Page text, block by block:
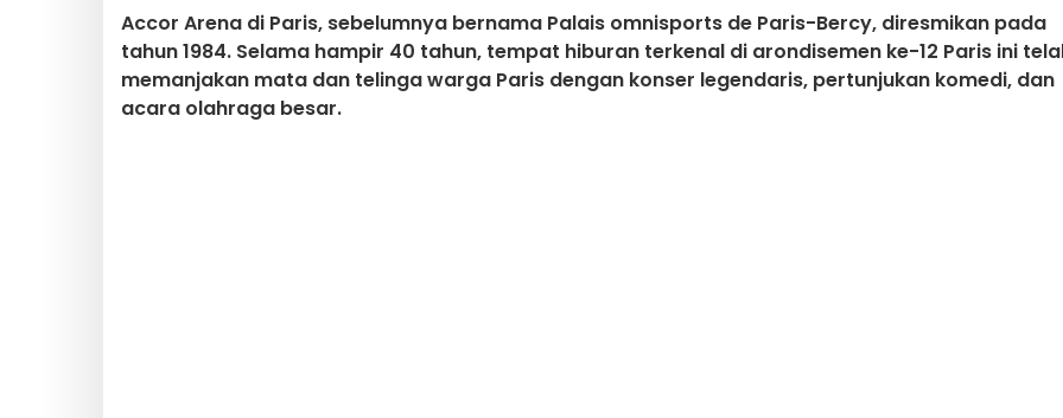
Accor Arena di Paris, sebelumnya bernama Palais omnisports de Paris-Bercy, diresmikan pada
tahun 1984. Selama hampir 40 tahun, tempat hiburan terkenal di arondisemen ke-12 Paris ini
memanjakan mata dan telinga warga Paris dengan konser legendaris, pertunjukan komedi, dan
acara olahraga besar.